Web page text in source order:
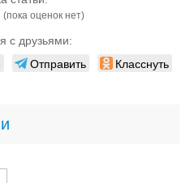
(пока оценок нет)
с друзьями:
Отправить Класснуть